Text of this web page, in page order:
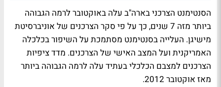
הסנטימנט הצרכני בארה"ב עלה באוקטובר לרמה הגבוהה
ביותר מזה 7 שנים, כך על פי סקר הצרכנים של אוניברסיטת
מישיגן. העלייה בסנטימנט מסתמכת על השיפור בכלכלה
האמריקנית ועל המצב האישי של הצרכנים. מדד ציפיות
הצרכנים למצבם הכלכלי בעתיד עלה לרמה הגבוהה ביותר
מאז אוקטובר 2012.